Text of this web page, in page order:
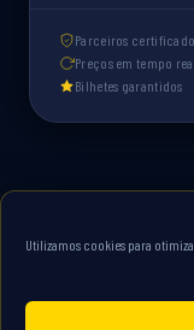
Utilizamos cookies para
Parceiros
Preços em tempo
Bilhetes garantidos